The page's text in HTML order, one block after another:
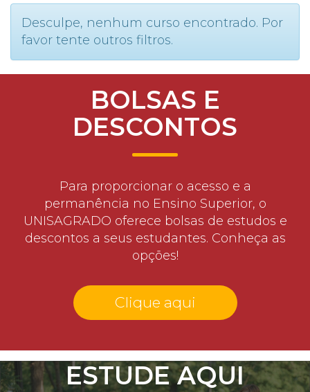
Internacionalização
UATI
Desculpe, nenhum curso encontrado. Por
favor tente outros filtros.
BOLSAS E
DESCONTOS
Para proporcionar o acesso e a
permanência no Ensino Superior, o
UNISAGRADO oferece bolsas de estudos e
descontos a seus estudantes. Conheça as
opções!
Clique aqui
ESTUDE AQUI